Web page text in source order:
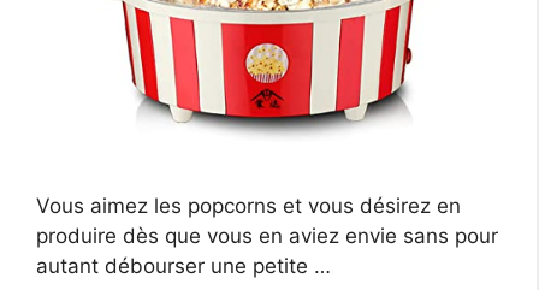
Vous aimez les popcorns et vous désirez en
produire dès que vous en aviez envie sans pour
autant débourser une petite …